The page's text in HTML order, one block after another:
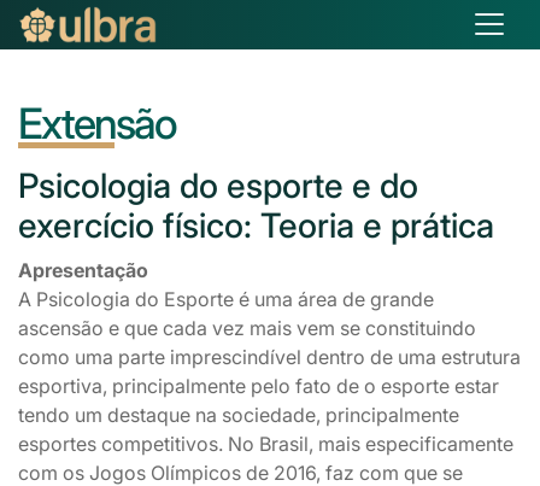
Extensão
Psicologia do esporte e do
exercício físico: Teoria e prática
Apresentação
A Psicologia do Esporte é uma área de grande
ascensão e que cada vez mais vem se constituindo
como uma parte imprescindível dentro de uma estrutura
esportiva, principalmente pelo fato de o esporte estar
tendo um destaque na sociedade, principalmente
esportes competitivos. No Brasil, mais especificamente
com os Jogos Olímpicos de 2016, faz com que se